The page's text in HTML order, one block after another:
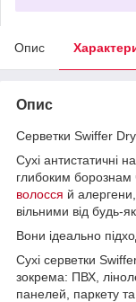
Опис
Опис
Серветки Swiffer
Сухі антистатичні
глибоким борознам
волосся й
вільними від будь-
Вони ідеально
Сухі серветки
зокрема: ПВХ,
панелей, паркету